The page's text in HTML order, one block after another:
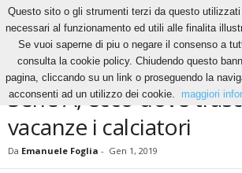
Calcio Serie A, ecco dove trascorrono le vacanze i
CALCIO
Serie A, ecco dove
vacanze i calciatori
Da Emanuele Foglia - Gen 1, 2019
Questo sito o gli strumenti terzi da questo
necessari al funzionamento ed utili alle finalita
Se vuoi saperne di piu o negare il consenso a
consulta la cookie policy. Chiudendo questo
pagina, cliccando su un link o proseguendo la
acconsenti ad un utilizzo dei cookie.
maggiori